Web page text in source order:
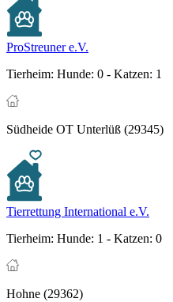
ProStreuner e.V.
Tierheim: Hunde: 0 - Katzen: 1
Südheide OT Unterlüß (29345)
Tierrettung International e.V.
Tierheim: Hunde: 1 - Katzen: 0
Hohne (29362)